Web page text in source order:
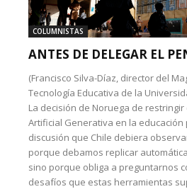
COLUMNISTAS
ANTES DE DELEGAR EL
(Francisco Silva-Díaz, director del
Tecnología Educativa de la
La decisión de Noruega de
Artificial Generativa en la
discusión que Chile debiera
porque debamos replicar
sino porque obliga a preguntarnos
desafíos que estas herramientas